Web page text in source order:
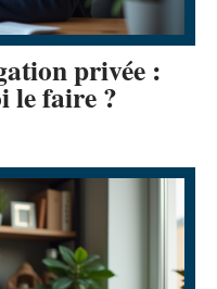
privée :
le faire ?